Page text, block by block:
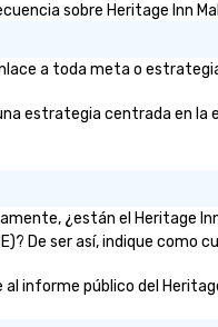
sobre Heritage Inn
a toda meta o
estrategia centrada en la
¿están el
De ser así, indique como
al informe público del